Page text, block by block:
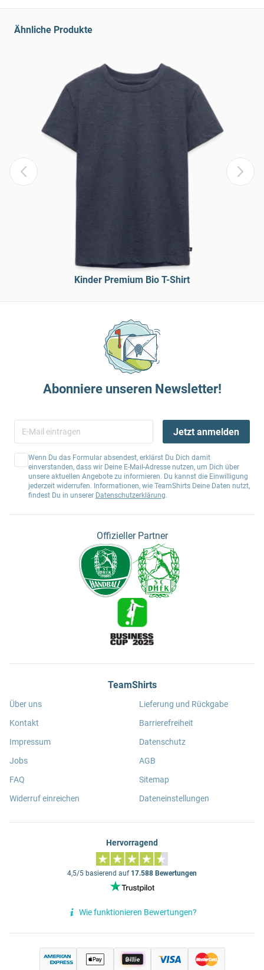
Ähnliche Produkte
Kinder Premium Bio T-Shirt
Abonniere unseren Newsletter!
Jetzt anmelden
Wenn Du das Formular absendest, erklärst Du Dich damit
einverstanden, dass wir Deine E-Mail-Adresse nutzen, um Dich über
unsere aktuellen Angebote zu informieren. Du kannst die Einwilligung
jederzeit widerrufen. Informationen, wie TeamShirts Deine Daten nutzt,
findest Du in unserer Datenschutzerklärung.
Offizieller Partner
TeamShirts
Über uns
Kontakt
Impressum
Jobs
FAQ
Widerruf einreichen
Lieferung und Rückgabe
Barrierefreiheit
Datenschutz
AGB
Sitemap
Dateneinstellungen
Hervorragend
4,5/5 basierend auf 17.588 Bewertungen
Wie funktionieren Bewertungen?